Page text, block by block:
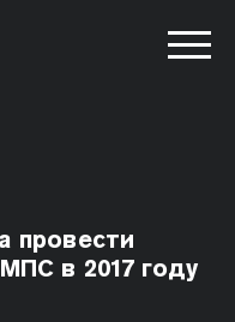
провести
в 2017 году